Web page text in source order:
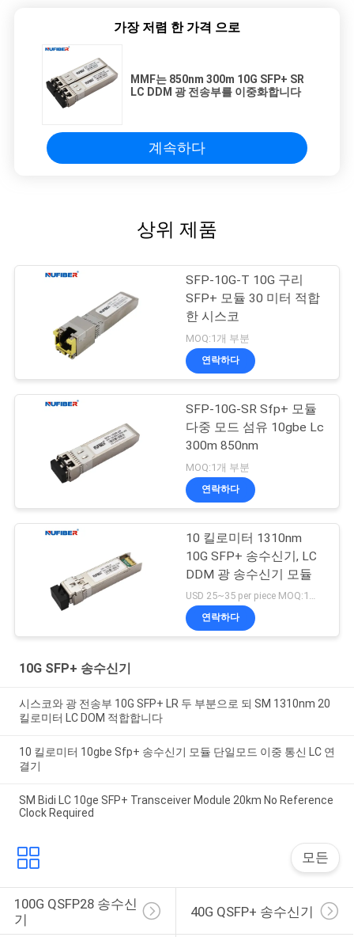
가장 저렴 한 가격 으로
MMF는 850nm 300m 10G SFP+ SR
LC DDM 광 전송부를 이중화합니다
계속하다
상위 제품
SFP-10G-T 10G 구리
SFP+ 모듈 30 미터 적합
한 시스코
MOQ:1개 부분
연락하다
SFP-10G-SR Sfp+ 모듈
다중 모드 섬유 10gbe Lc
300m 850nm
MOQ:1개 부분
연락하다
10 킬로미터 1310nm
10G SFP+ 송수신기, LC
DDM 광 송수신기 모듈
USD 25~35 per piece MOQ:1개 부분
연락하다
10G SFP+ 송수신기
시스코와 광 전송부 10G SFP+ LR 두 부분으로 되 SM 1310nm 20
킬로미터 LC DOM 적합합니다
10 킬로미터 10gbe Sfp+ 송수신기 모듈 단일모드 이중 통신 LC 연
결기
SM Bidi LC 10ge SFP+ Transceiver Module 20km No Reference
Clock Required
모든
100G QSFP28 송수신
기
40G QSFP+ 송수신기